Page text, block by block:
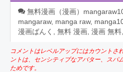
無料漫画（漫画）
mangaraw, manga raw,
漫画ばんく, 無料 漫画, 漫画 無
コメントはレベルアップにはカウントさ
ントは、センシティブなアバター、スパ
ためです。